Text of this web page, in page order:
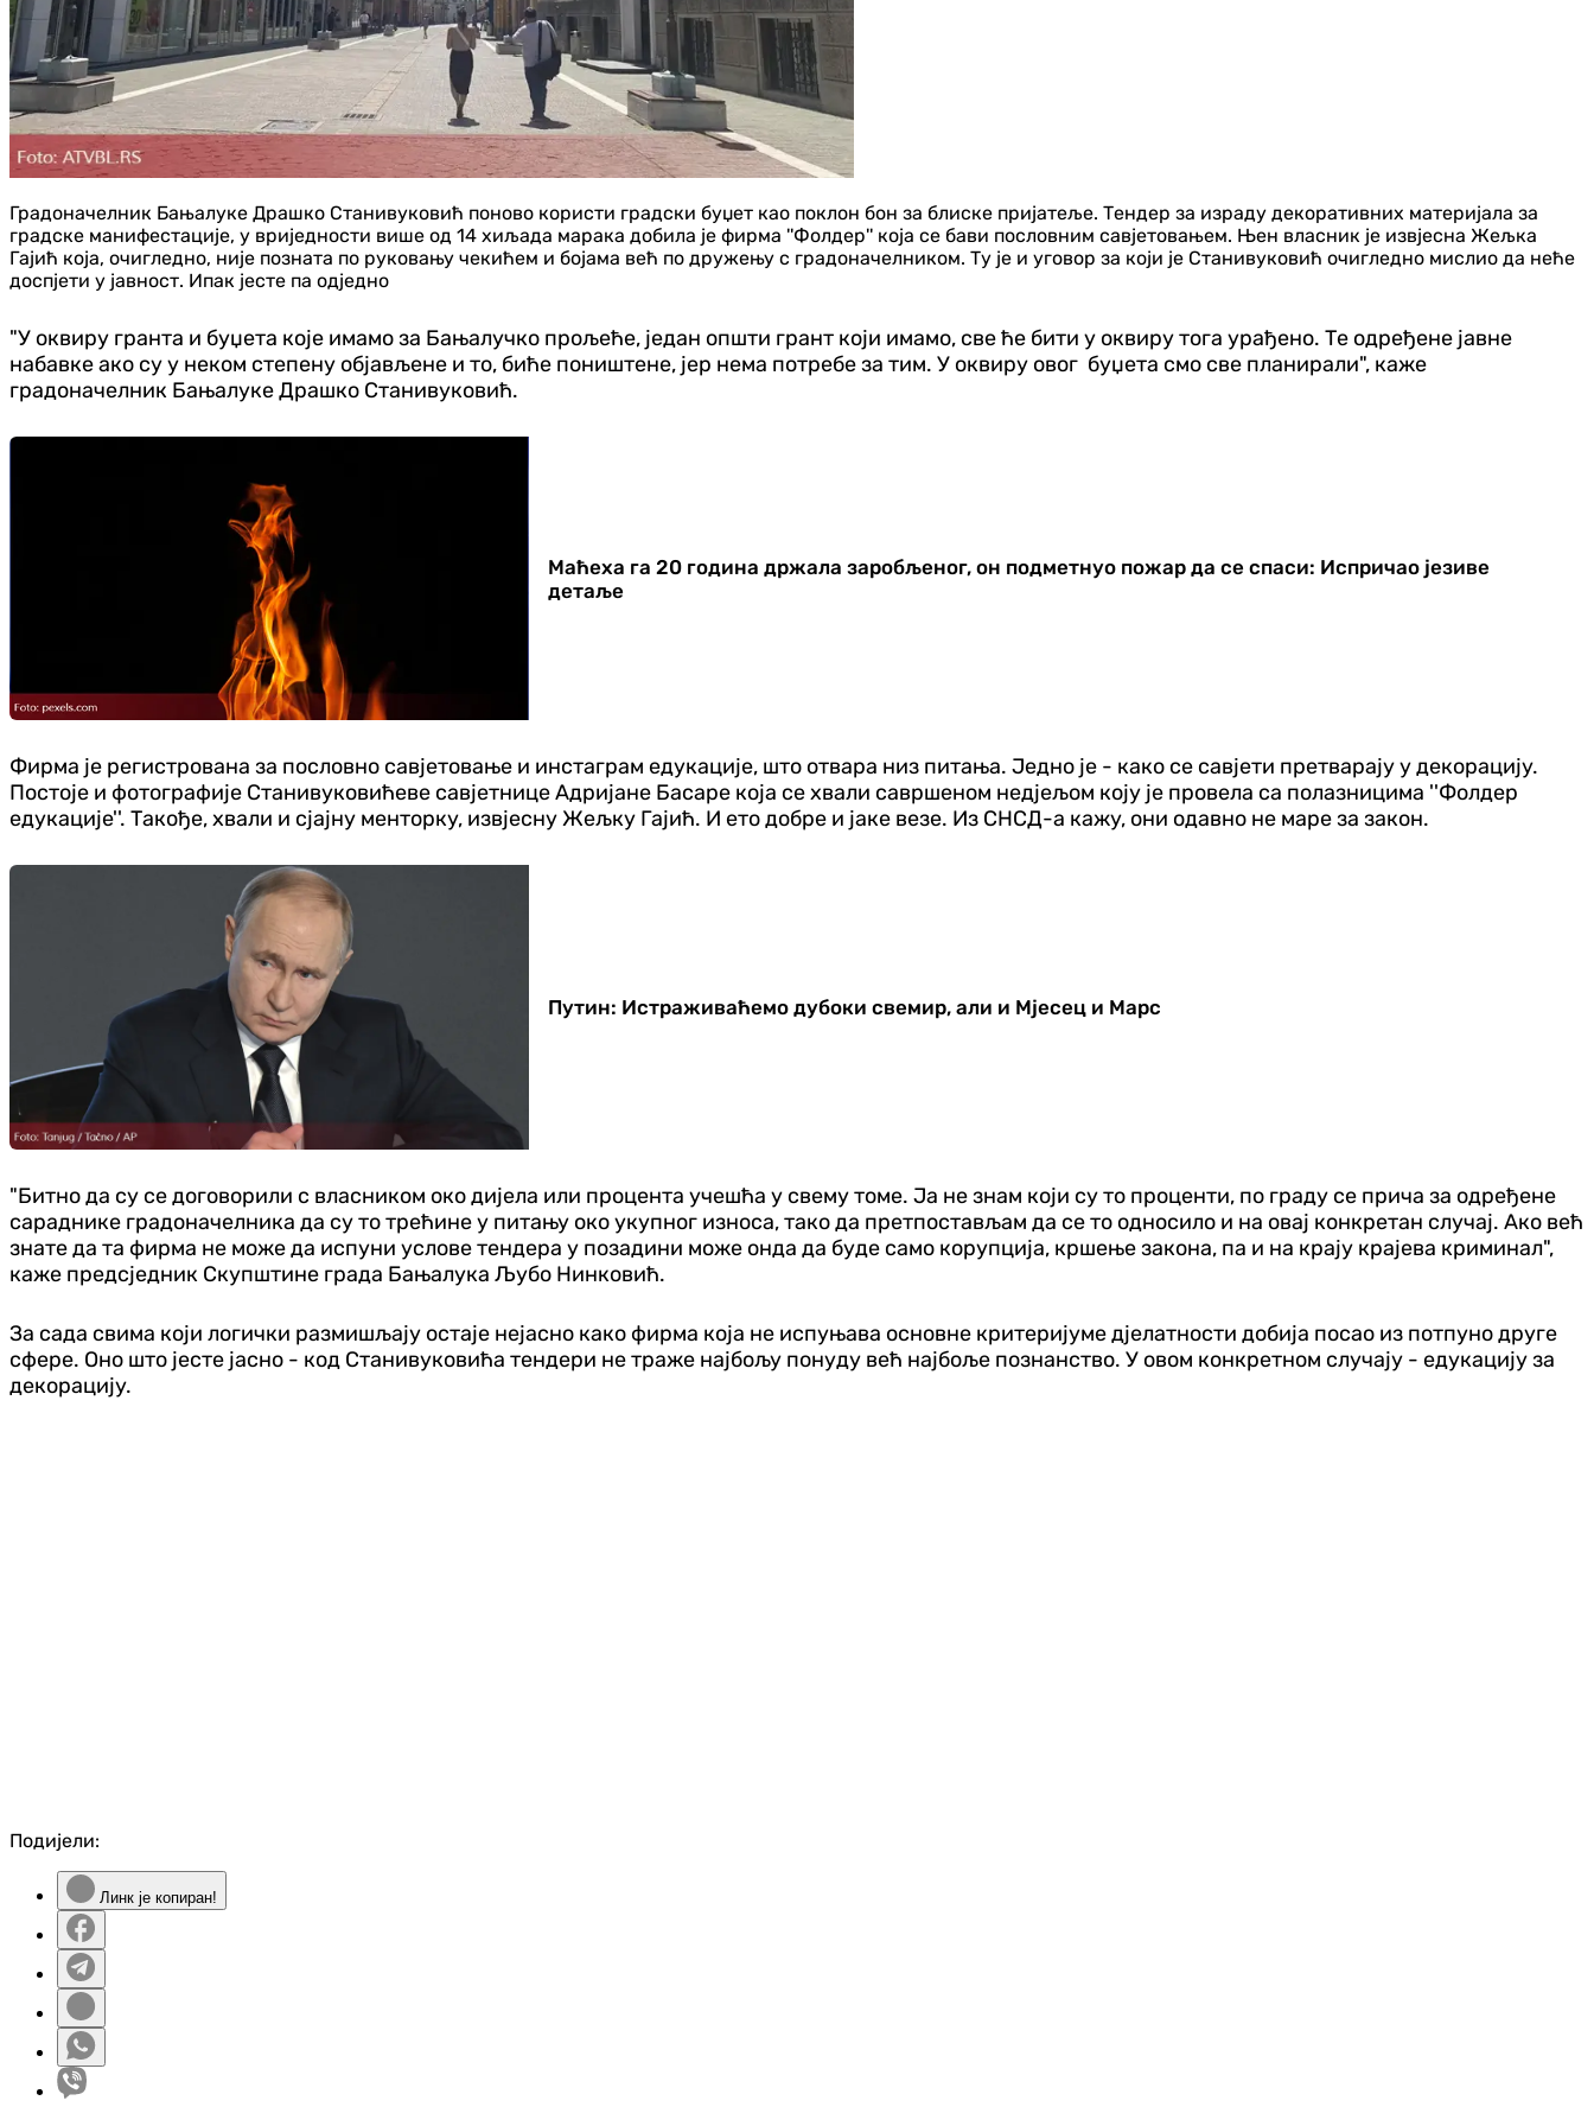
Градоначелник Бањалуке Драшко Станивуковић поново користи градски буџет као поклон бон за блиске пријатеље. Тендер за израду декоративних материјала за
градске манифестације, у вриједности више од 14 хиљада марака добила је фирма ''Фолдер'' која се бави пословним савјетовањем. Њен власник је извјесна Жељка
Гајић која, очигледно, није позната по руковању чекићем и бојама већ по дружењу с градоначелником. Ту је и уговор за који је Станивуковић очигледно мислио да неће
доспјети у јавност. Ипак јесте па одједно
"У оквиру гранта и буџета које имамо за Бањалучко прољеће, један општи грант који имамо, све ће бити у оквиру тога урађено. Те одређене јавне
набавке ако су у неком степену објављене и то, биће поништене, јер нема потребе за тим. У оквиру овог буџета смо све планирали", каже
градоначелник Бањалуке Драшко Станивуковић.
Маћеха га 20 година држала заробљеног, он подметнуо пожар да се спаси: Испричао језиве
детаље
Фирма је регистрована за пословно савјетовање и инстаграм едукације, што отвара низ питања. Једно је - како се савјети претварају у декорацију.
Постоје и фотографије Станивуковићеве савјетнице Адријане Басаре која се хвали савршеном недјељом коју је провела са полазницима ''Фолдер
едукације''. Такође, хвали и сјајну менторку, извјесну Жељку Гајић. И ето добре и јаке везе. Из СНСД-а кажу, они одавно не маре за закон.
Путин: Истраживаћемо дубоки свемир, али и Мјесец и Марс
"Битно да су се договорили с власником око дијела или процента учешћа у свему томе. Ја не знам који су то проценти, по граду се прича за одређене
сараднике градоначелника да су то трећине у питању око укупног износа, тако да претпостављам да се то односило и на овај конкретан случај. Ако већ
знате да та фирма не може да испуни услове тендера у позадини може онда да буде само корупција, кршење закона, па и на крају крајева криминал",
каже предсједник Скупштине града Бањалука Љубо Нинковић.
За сада свима који логички размишљају остаје нејасно како фирма која не испуњава основне критеријуме дјелатности добија посао из потпуно друге
сфере. Оно што јесте јасно - код Станивуковића тендери не траже најбољу понуду већ најбоље познанство. У овом конкретном случају - едукацију за
декорацију.
Подијели:
Линк је копиран!